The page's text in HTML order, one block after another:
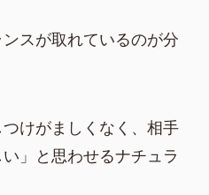
スが取れているのが分
けがましくなく、相手
」と思わせるナチュラ